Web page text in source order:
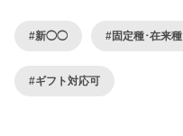
#新◯◯ #固定種･在来種
#ギフト対応可